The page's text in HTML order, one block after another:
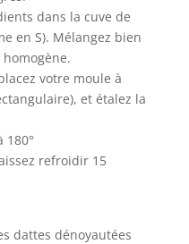
dans la cuve de
en S). Mélangez bien
homogène.
votre moule à
et étalez la
180°
refroidir 15
dattes dénoyautées